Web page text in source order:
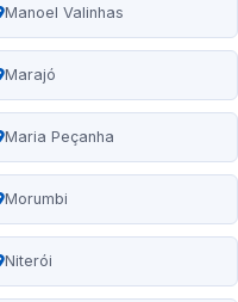
Manoel Valinhas
Marajó
Maria Peçanha
Morumbi
Niterói